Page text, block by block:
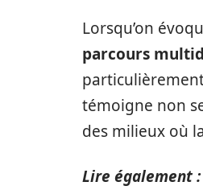
Lorsqu’on
parcours
témoigne non
des milieux où
Lire également :